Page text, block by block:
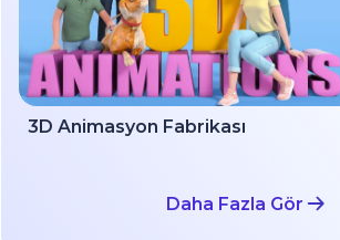
3D Animasyon Fabrikası
Daha Fazla Gör